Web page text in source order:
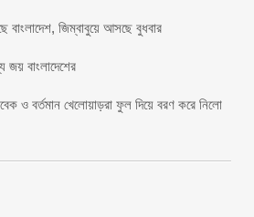
বাংলাদেশ, জিম্বাবুয়ে আসছে বুধবার
জয় বাংলাদেশের
ও বর্তমান খেলোয়াড়রা ফুল দিয়ে বরণ করে নিলো